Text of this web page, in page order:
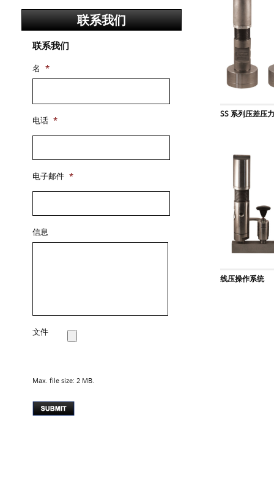
SS 系列压差压
线压操作系统
联系我们
联系我们
名 *
电话 *
电子邮件 *
信息
文件
Max. file size: 2 MB.